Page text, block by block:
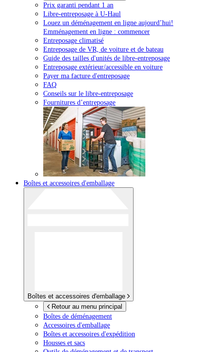
Prix garanti pendant 1 an
Libre-entreposage à U-Haul
Louez un déménagement en ligne aujourd’hui!
Emménagement en ligne : commencer
Entreposage climatisé
Entreposage de VR, de voiture et de bateau
Guide des tailles d'unités de libre-entreposage
Entreposage extérieur/accessible en voiture
Payer ma facture d'entreposage
FAQ
Conseils sur le libre-entreposage
Fournitures d’entreposage
Boîtes et accessoires d'emballage
Boîtes et accessoires d'emballage
Retour au menu principal
Boîtes de déménagement
Accessoires d'emballage
Boîtes et accessoires d'expédition
Housses et sacs